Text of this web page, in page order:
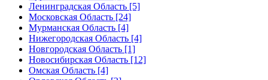
Ленинградская Область [5]
Московская Область [24]
Мурманская Область [4]
Нижегородская Область [4]
Новгородская Область [1]
Новосибирская Область [12]
Омская Область [4]